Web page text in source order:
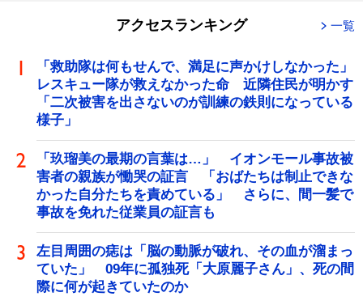
アクセスランキング 一覧
「救助隊は何もせんで、満足に声かけしなかった」
レスキュー隊が救えなかった命 近隣住民が明かす
「二次被害を出さないのが訓練の鉄則になっている
様子」
「玖瑠美の最期の言葉は…」 イオンモール事故被
害者の親族が慟哭の証言 「おばたちは制止できな
かった自分たちを責めている」 さらに、間一髪で
事故を免れた従業員の証言も
左目周囲の痣は「脳の動脈が破れ、その血が溜まっ
ていた」 09年に孤独死「大原麗子さん」、死の間
際に何が起きていたのか